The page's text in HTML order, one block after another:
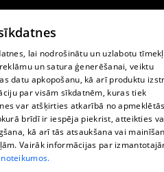
lai nodrošinātu un uzlabotu
un satura ģenerēšanai, veiktu
datu apkopošanu, kā arī produktu
par visām sīkdatnēm, kuras tiek
var atšķirties atkarībā no
brīdī ir iespēja piekrist, atteikties
kā arī tās atsaukšana vai
Vairāk informācijas par